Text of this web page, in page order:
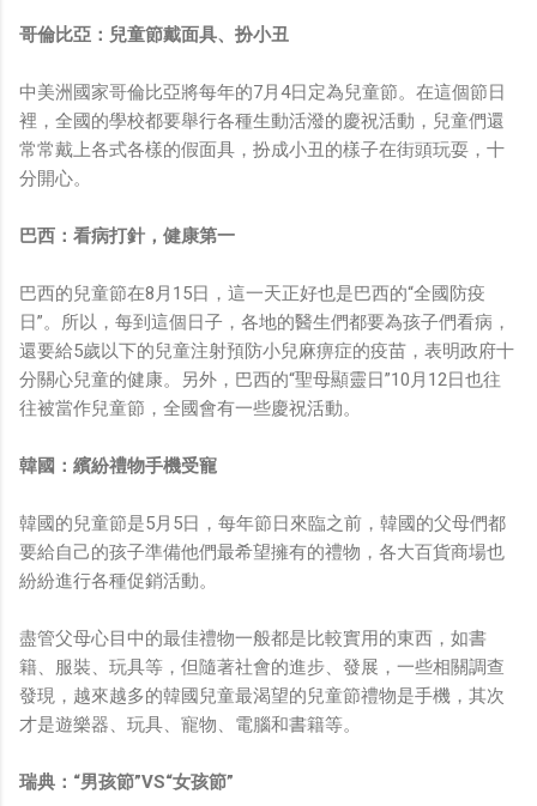
哥倫比亞：兒童節戴面具、扮小丑
中美洲國家哥倫比亞將每年的7月4日定為兒童節。在這個節日
裡，全國的學校都要舉行各種生動活潑的慶祝活動，兒童們還
常常戴上各式各樣的假面具，扮成小丑的樣子在街頭玩耍，十
分開心。
巴西：看病打針，健康第一
巴西的兒童節在8月15日，這一天正好也是巴西的“全國防疫
日”。所以，每到這個日子，各地的醫生們都要為孩子們看病，
還要給5歲以下的兒童注射預防小兒麻痹症的疫苗，表明政府十
分關心兒童的健康。另外，巴西的“聖母顯靈日”10月12日也往
往被當作兒童節，全國會有一些慶祝活動。
韓國：繽紛禮物手機受寵
韓國的兒童節是5月5日，每年節日來臨之前，韓國的父母們都
要給自己的孩子準備他們最希望擁有的禮物，各大百貨商場也
紛紛進行各種促銷活動。
盡管父母心目中的最佳禮物一般都是比較實用的東西，如書
籍、服裝、玩具等，但隨著社會的進步、發展，一些相關調查
發現，越來越多的韓國兒童最渴望的兒童節禮物是手機，其次
才是遊樂器、玩具、寵物、電腦和書籍等。
瑞典：“男孩節”VS“女孩節”